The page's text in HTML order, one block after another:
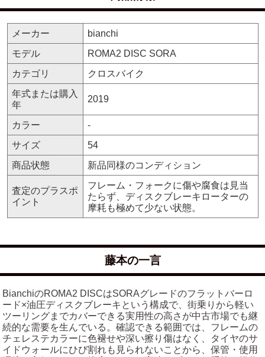
メーカー
bianchi
モデル
ROMA2 DISC SORA
カテゴリ
クロスバイク
年式または購入
年
2019
カラー
-
サイズ
54
商品状態
新品同様のコンディション
査定のプラスポ
イント
フレーム・フォークに傷や腐食は見当
たらず、ディスクブレーキローターの
摩耗も極めて少ない状態。
藤本の一言
BianchiのROMA2 DISCはSORAグレードのフラットバーロ
ード×油圧ディスクブレーキという構成で、街乗りから軽い
ツーリングまでカバーできる実用性の高さが中古市場でも継
続的な需要を生んでいる。確認できる範囲では、フレームの
チェレステカラーに色褪せや深い擦り傷はなく、タイヤのサ
イドウォールにひび割れも見られないことから、保管・使用